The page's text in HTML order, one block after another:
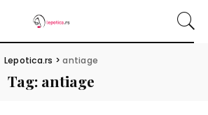
Lepotica.rs >antiage
Tag: antiage